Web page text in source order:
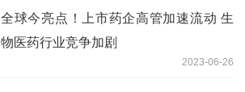
全球今亮点！上市药企高管加速流动 生
物医药行业竞争加剧
2023-06-26